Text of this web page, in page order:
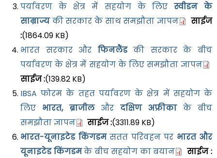
पर्यावरण के क्षेत्र में सहयोग के लिए स्वीडन के
साम्राज्यकी सरकार के साथ समझौता ज्ञापन
साईज
:(1864.09 KB)
भारत सरकार और फिनलैंडकी सरकार के बीच
पर्यावरण के क्षेत्र में सहयोग के लिए समझौता ज्ञापन
साईज :(139.82 KB)
IBSA फोरम के तहत पर्यावरण के क्षेत्र में सहयोग के
लिए भारत, ब्राजीलऔर दक्षिण अफ्रीकाके बीच
समझौता ज्ञापन
साईज :(3311.89 KB)
भारत-यूनाइटेड किंगडमसतत परिवहन पर भारत और
यूनाइटेड किंगडमके बीच सहयोग का बयान
साईज :